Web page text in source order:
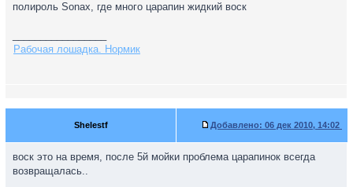
полироль Sonax, где много царапин жидкий воск
Рабочая лошадка. Нормик
Shelestf Добавлено: 06 дек 2010, 14:02
воск это на время, после 5й мойки проблема царапинок всегда
возвращалась..